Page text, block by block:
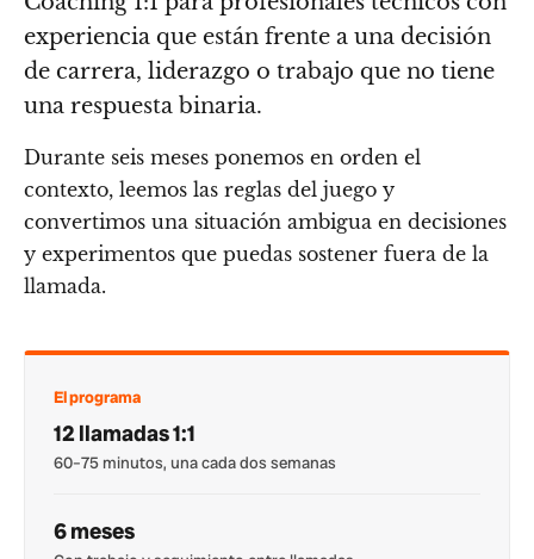
experiencia que están frente a una decisión
de carrera, liderazgo o trabajo que no tiene
una respuesta binaria.
Durante seis meses ponemos en orden el
contexto, leemos las reglas del juego y
convertimos una situación ambigua en decisiones
y experimentos que puedas sostener fuera de la
llamada.
El programa
12 llamadas 1:1
60–75 minutos, una cada dos semanas
6 meses